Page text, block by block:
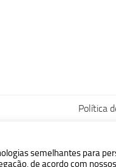
Política
semelhantes para
de acordo com nossos